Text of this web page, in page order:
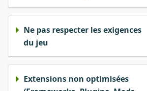
Ne pas respecter les exigences
du jeu
Extensions non optimisées